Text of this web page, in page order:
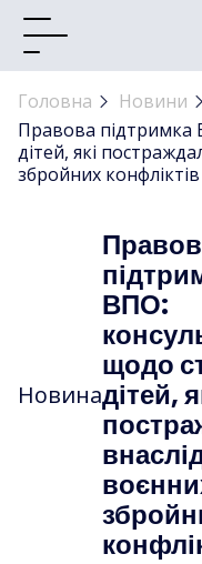
Головна
Новини
Правова підтримка
дітей, які
збройних конфліктів
Новина
ВПО:
щодо
дітей,